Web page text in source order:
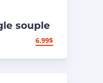
souple
6.99$